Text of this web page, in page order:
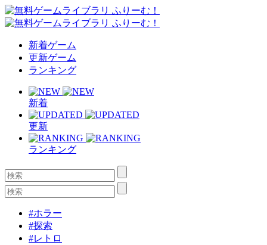
新着ゲーム
更新ゲーム
ランキング
新着
更新
ランキング
#ホラー
#探索
#レトロ